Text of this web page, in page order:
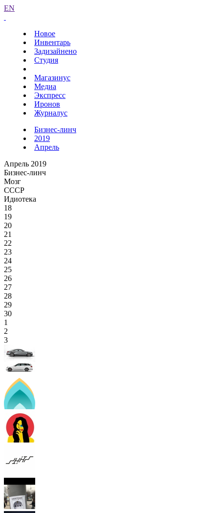
EN
Новое
Инвентарь
Задизайнено
Студия
Магазинус
Медиа
Экспресс
Иронов
Журналус
Бизнес-линч
2019
Апрель
Апрель 2019
Бизнес-линч
Мозг
СССР
Идиотека
18
19
20
21
22
23
24
25
26
27
28
29
30
1
2
3